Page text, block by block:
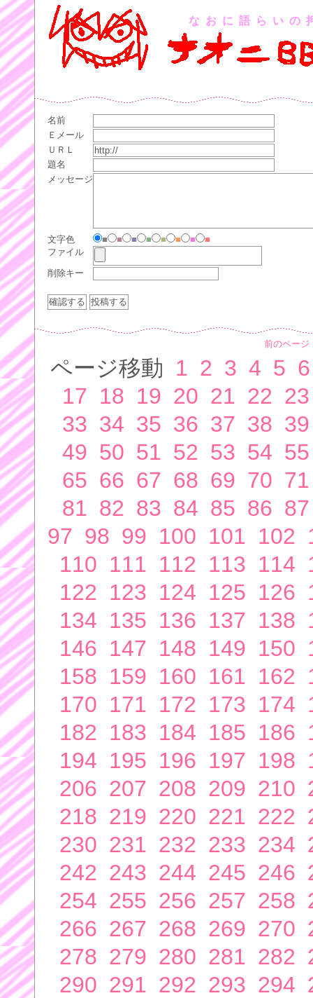
なおに語らいの
名前
Ｅメール
ＵＲＬ
題名
メッセージ
文字色 ■ ■ ■ ■ ■ ■ ■
■
ファイル
削除キー
前のページ
ページ移動 1 2 3 4 5 6
17 18 19 20 21 22 23
33 34 35 36 37 38 39
49 50 51 52 53 54 55
65 66 67 68 69 70 71
81 82 83 84 85 86 87
97 98 99 100 101 102
110 111 112 113 114
122 123 124 125 126
134 135 136 137 138
146 147 148 149 150
158 159 160 161 162
170 171 172 173 174
182 183 184 185 186
194 195 196 197 198
206 207 208 209 210
218 219 220 221 222
230 231 232 233 234
242 243 244 245 246
254 255 256 257 258
266 267 268 269 270
278 279 280 281 282
290 291 292 293 294